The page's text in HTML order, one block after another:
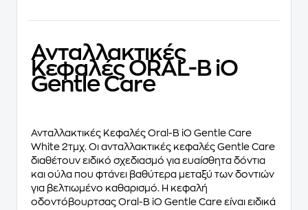
Ανταλλακτικές
Κεφαλές ORAL-B iO
Gentle Care
Ανταλλακτικές Κεφαλές Oral-B iO Gentle Care
White 2τμχ. Οι ανταλλακτικές κεφαλές Gentle Care
διαθέτουν ειδικό σχεδιασμό για ευαίσθητα δόντια
και ούλα που φτάνει βαθύτερα μεταξύ των δοντιών
για βελτιωμένο καθαρισμό. Η κεφαλή
οδοντόβουρτσας Oral-B iO Gentle Care είναι ειδικά